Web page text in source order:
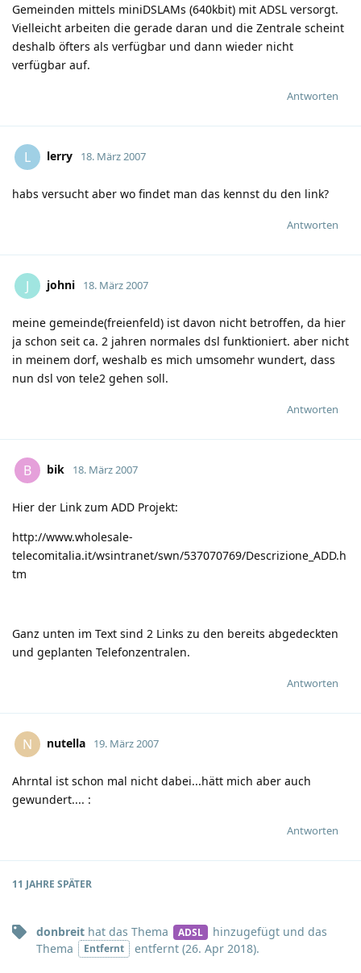
Gemeinden mittels miniDSLAMs (640kbit) mit ADSL versorgt.
Vielleicht arbeiten die gerade daran und die Zentrale scheint
deshalb öfters als verfügbar und dann wieder nicht
verfügbar auf.
Antworten
L lerry 18. März 2007
habs versucht aber wo findet man das kennst du den link?
Antworten
J johni 18. März 2007
meine gemeinde(freienfeld) ist davon nicht betroffen, da hier
ja schon seit ca. 2 jahren normales dsl funktioniert. aber nicht
in meinem dorf, weshalb es mich umsomehr wundert, dass
nun dsl von tele2 gehen soll.
Antworten
B bik 18. März 2007
Hier der Link zum ADD Projekt:
http://www.wholesale-
telecomitalia.it/wsintranet/swn/537070769/Descrizione_ADD.h
tm
Ganz unten im Text sind 2 Links zu den bereits abgedeckten
und geplanten Telefonzentralen.
Antworten
N nutella 19. März 2007
Ahrntal ist schon mal nicht dabei...hätt mich aber auch
gewundert.... :
Antworten
11 JAHRE SPÄTER
donbreit hat das Thema ADSL hinzugefügt und das
Thema
Entfernt entfernt (26. Apr 2018).